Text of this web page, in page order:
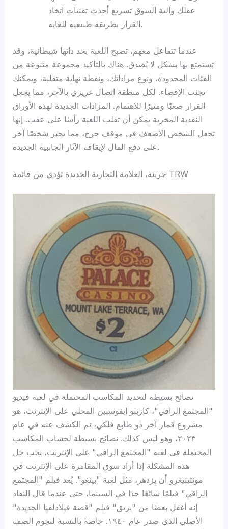
عقلك وآلية السوق تسريع أحدث تقنيات اتخاذ
القرار بطريقة طبيعية للغاية.
عندما تتفاعل معهم، تصبح اللعبة بحد ذاتها شيطانية، وقد
تستمتع بها بشكل لا يُصدق. هناك بالتأكيد مجموعة متنوعة من
الفئات المحدودة، ونوع مزاداتك، ونقطة نهاية متقلبة، ويمكنك
تجنب الإقصاء. لكل منطقة اتصال غريزي بالآخر، مما يجعل
القرار صعبًا ومثيرًا للاهتمام. المزادات الجديدة لهذه الأوراق
النقدية المخزية يمكن أن تقلب اللعبة رأسًا على عقب. إنها
تجعل الشخص الأضعف في موقف حرج، مما يجبر شخصًا آخر
على دفع المال لإيقاف الآثار الجانبية الجديدة.
جريئة، العلامة التجارية الجديدة تؤدي من قائمة TRW
نصائح بسيطة لتحديد المكاسب المحتملة في لعبة فيديو
"المجتمع الراقي"، كازينو إيفوسبين المحلي على الإنترنت، هو
مشروع قمار آخر ذو طابع فلكي، تم الكشف عنه في عام
٢٠٢٣، وهو ليس كذلك. نصائح بسيطة لحساب المكاسب
المحتملة في لعبة "المجتمع الراقي" على الإنترنت، يجب حل
هذه المشكلة إذا أراد سوق المقامرة على الإنترنت في
مونتينيغرو أن يزدهر، مثل لعبة "بينغو". يُعد فيلم "المجتمع
الراقي" فيلمًا شائعًا جدًا في السينما، حتى عندما قال النقاد
إنه أغفل بعضًا من "بريق" فيلم "قصة فيلادلفيا الجديدة"
الأصلي الذي صدر عام ١٩٤٠. خاصةً بالنسبة لنجوم الصف